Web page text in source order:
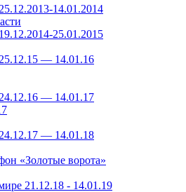
14.01.2014
25.01.2015
— 14.01.16
— 14.01.17
— 14.01.18
«Золотые ворота»
21.12.18 - 14.01.19